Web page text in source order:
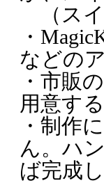
（スイ
・
などの
・市販
用意す
・制作
ん。ハ
ば完成